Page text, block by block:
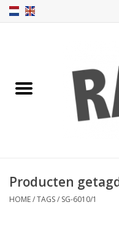
Blindplaten
Frontdeuren
Producten
HOME/TAGS/ SG-6010/1